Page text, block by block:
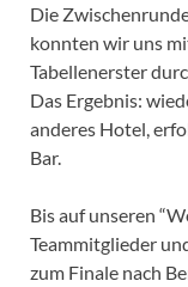
Die
konnten wir uns
Tabellenerster
Das Ergebnis:
anderes Hotel,
Bar.
Bis auf unseren
Teammitglieder
zum Finale nach